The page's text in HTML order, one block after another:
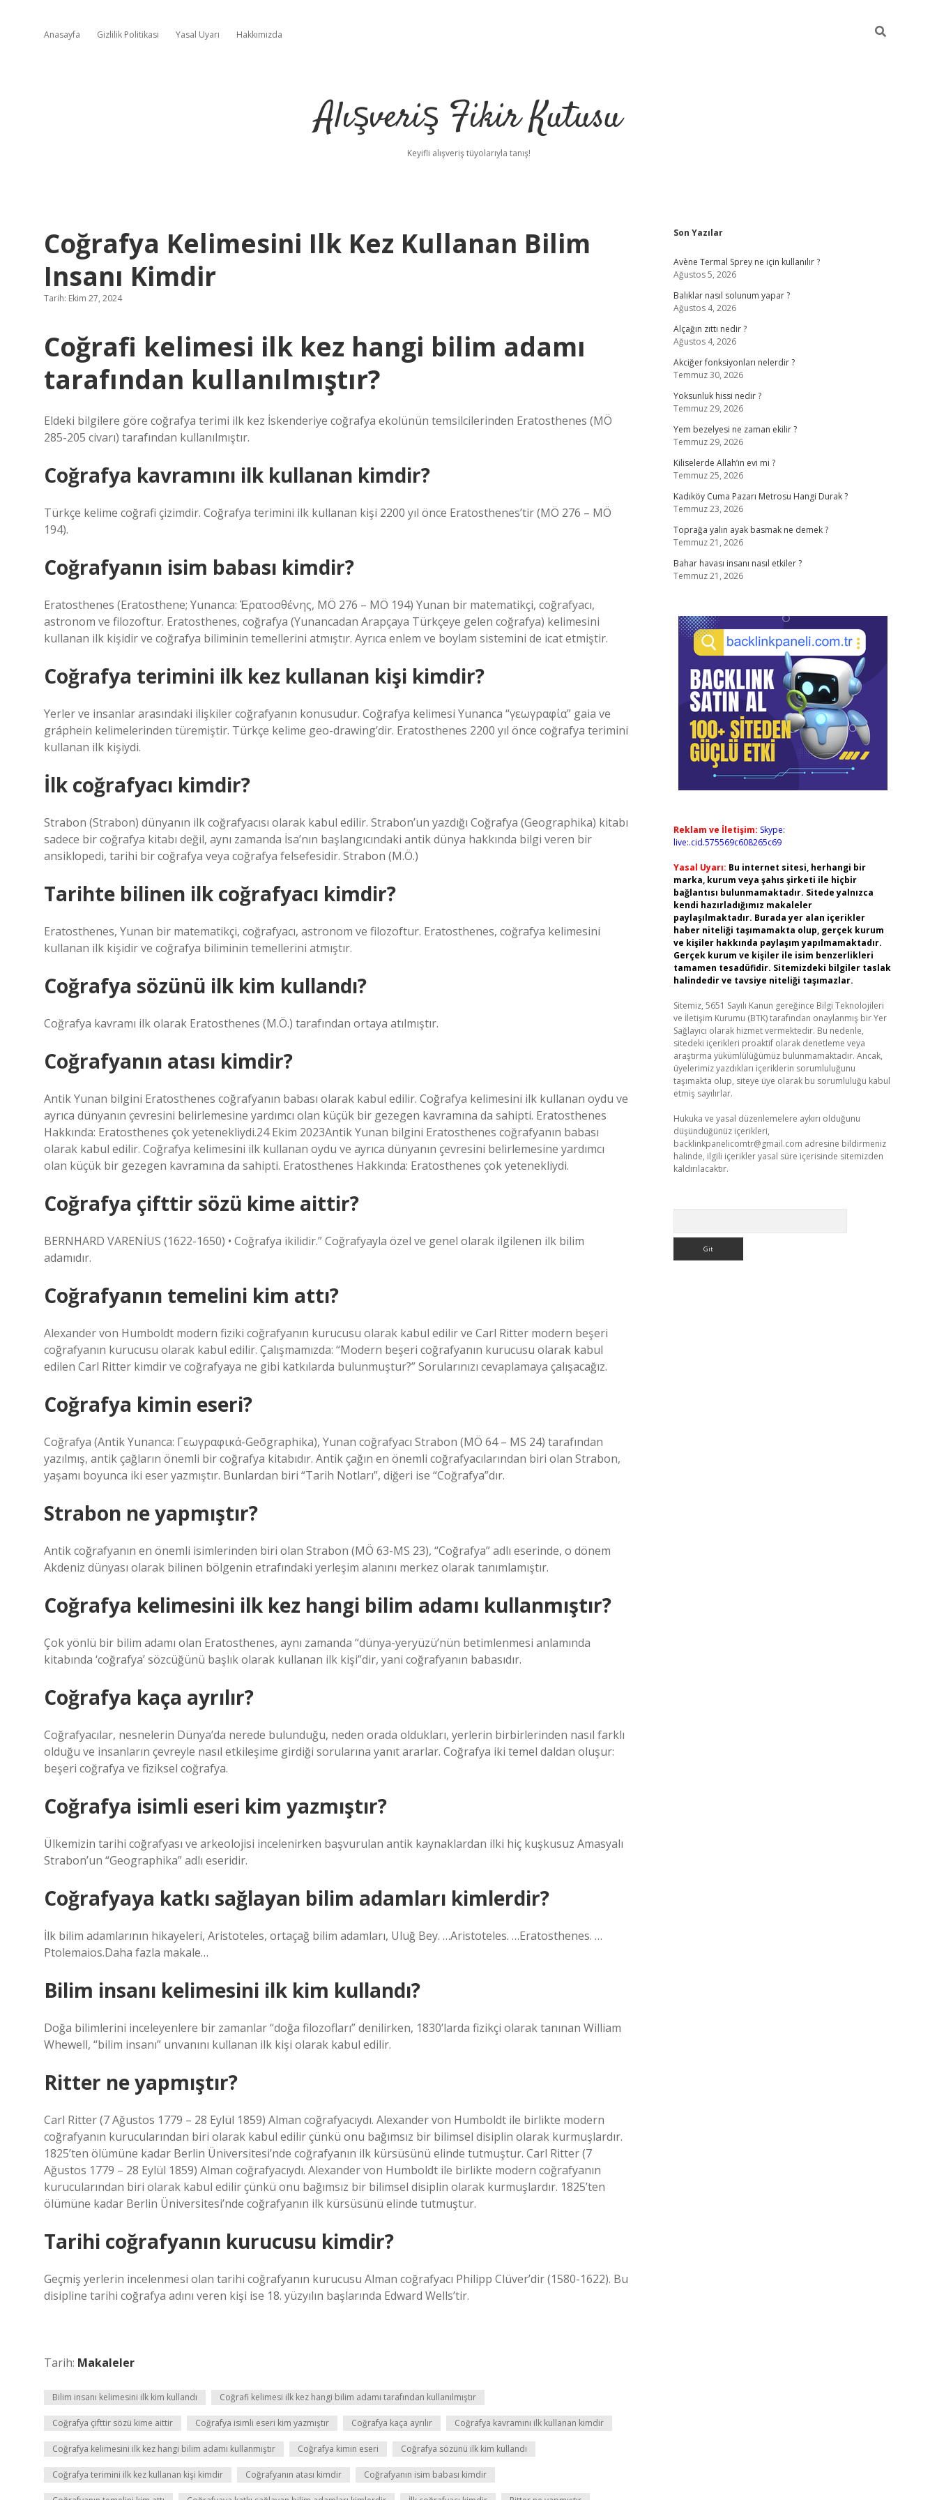
Anasayfa Gizlilik Politikası Yasal Uyarı Hakkımızda
Alışveriş Fikir Kutusu
Keyifli alışveriş tüyolarıyla tanış!
Coğrafya Kelimesini Ilk Kez Kullanan Bilim
Insanı Kimdir
Tarih: Ekim 27, 2024
Coğrafi kelimesi ilk kez hangi bilim adamı
tarafından kullanılmıştır?
Eldeki bilgilere göre coğrafya terimi ilk kez İskenderiye coğrafya ekolünün temsilcilerinden Eratosthenes (MÖ
285-205 civarı) tarafından kullanılmıştır.
Coğrafya kavramını ilk kullanan kimdir?
Türkçe kelime coğrafi çizimdir. Coğrafya terimini ilk kullanan kişi 2200 yıl önce Eratosthenes’tir (MÖ 276 – MÖ
194).
Coğrafyanın isim babası kimdir?
Eratosthenes (Eratosthene; Yunanca: Ἐρατοσθένης, MÖ 276 – MÖ 194) Yunan bir matematikçi, coğrafyacı,
astronom ve filozoftur. Eratosthenes, coğrafya (Yunancadan Arapçaya Türkçeye gelen coğrafya) kelimesini
kullanan ilk kişidir ve coğrafya biliminin temellerini atmıştır. Ayrıca enlem ve boylam sistemini de icat etmiştir.
Coğrafya terimini ilk kez kullanan kişi kimdir?
Yerler ve insanlar arasındaki ilişkiler coğrafyanın konusudur. Coğrafya kelimesi Yunanca “γεωγραφία” gaia ve
gráphein kelimelerinden türemiştir. Türkçe kelime geo-drawing’dir. Eratosthenes 2200 yıl önce coğrafya terimini
kullanan ilk kişiydi.
İlk coğrafyacı kimdir?
Strabon (Strabon) dünyanın ilk coğrafyacısı olarak kabul edilir. Strabon’un yazdığı Coğrafya (Geographika) kitabı
sadece bir coğrafya kitabı değil, aynı zamanda İsa’nın başlangıcındaki antik dünya hakkında bilgi veren bir
ansiklopedi, tarihi bir coğrafya veya coğrafya felsefesidir. Strabon (M.Ö.)
Tarihte bilinen ilk coğrafyacı kimdir?
Eratosthenes, Yunan bir matematikçi, coğrafyacı, astronom ve filozoftur. Eratosthenes, coğrafya kelimesini
kullanan ilk kişidir ve coğrafya biliminin temellerini atmıştır.
Coğrafya sözünü ilk kim kullandı?
Coğrafya kavramı ilk olarak Eratosthenes (M.Ö.) tarafından ortaya atılmıştır.
Coğrafyanın atası kimdir?
Antik Yunan bilgini Eratosthenes coğrafyanın babası olarak kabul edilir. Coğrafya kelimesini ilk kullanan oydu ve
ayrıca dünyanın çevresini belirlemesine yardımcı olan küçük bir gezegen kavramına da sahipti. Eratosthenes
Hakkında: Eratosthenes çok yetenekliydi.24 Ekim 2023Antik Yunan bilgini Eratosthenes coğrafyanın babası
olarak kabul edilir. Coğrafya kelimesini ilk kullanan oydu ve ayrıca dünyanın çevresini belirlemesine yardımcı
olan küçük bir gezegen kavramına da sahipti. Eratosthenes Hakkında: Eratosthenes çok yetenekliydi.
Coğrafya çifttir sözü kime aittir?
BERNHARD VARENİUS (1622-1650) • Coğrafya ikilidir.” Coğrafyayla özel ve genel olarak ilgilenen ilk bilim
adamıdır.
Coğrafyanın temelini kim attı?
Alexander von Humboldt modern fiziki coğrafyanın kurucusu olarak kabul edilir ve Carl Ritter modern beşeri
coğrafyanın kurucusu olarak kabul edilir. Çalışmamızda: “Modern beşeri coğrafyanın kurucusu olarak kabul
edilen Carl Ritter kimdir ve coğrafyaya ne gibi katkılarda bulunmuştur?” Sorularınızı cevaplamaya çalışacağız.
Coğrafya kimin eseri?
Coğrafya (Antik Yunanca: Γεωγραφικά-Geōgraphika), Yunan coğrafyacı Strabon (MÖ 64 – MS 24) tarafından
yazılmış, antik çağların önemli bir coğrafya kitabıdır. Antik çağın en önemli coğrafyacılarından biri olan Strabon,
yaşamı boyunca iki eser yazmıştır. Bunlardan biri “Tarih Notları”, diğeri ise “Coğrafya”dır.
Strabon ne yapmıştır?
Antik coğrafyanın en önemli isimlerinden biri olan Strabon (MÖ 63-MS 23), “Coğrafya” adlı eserinde, o dönem
Akdeniz dünyası olarak bilinen bölgenin etrafındaki yerleşim alanını merkez olarak tanımlamıştır.
Coğrafya kelimesini ilk kez hangi bilim adamı kullanmıştır?
Çok yönlü bir bilim adamı olan Eratosthenes, aynı zamanda “dünya-yeryüzü’nün betimlenmesi anlamında
kitabında ‘coğrafya’ sözcüğünü başlık olarak kullanan ilk kişi”dir, yani coğrafyanın babasıdır.
Coğrafya kaça ayrılır?
Coğrafyacılar, nesnelerin Dünya’da nerede bulunduğu, neden orada oldukları, yerlerin birbirlerinden nasıl farklı
olduğu ve insanların çevreyle nasıl etkileşime girdiği sorularına yanıt ararlar. Coğrafya iki temel daldan oluşur:
beşeri coğrafya ve fiziksel coğrafya.
Coğrafya isimli eseri kim yazmıştır?
Ülkemizin tarihi coğrafyası ve arkeolojisi incelenirken başvurulan antik kaynaklardan ilki hiç kuşkusuz Amasyalı
Strabon’un “Geographika” adlı eseridir.
Coğrafyaya katkı sağlayan bilim adamları kimlerdir?
İlk bilim adamlarının hikayeleri, Aristoteles, ortaçağ bilim adamları, Uluğ Bey. …Aristoteles. …Eratosthenes. …
Ptolemaios.Daha fazla makale…
Bilim insanı kelimesini ilk kim kullandı?
Doğa bilimlerini inceleyenlere bir zamanlar “doğa filozofları” denilirken, 1830’larda fizikçi olarak tanınan William
Whewell, “bilim insanı” unvanını kullanan ilk kişi olarak kabul edilir.
Ritter ne yapmıştır?
Carl Ritter (7 Ağustos 1779 – 28 Eylül 1859) Alman coğrafyacıydı. Alexander von Humboldt ile birlikte modern
coğrafyanın kurucularından biri olarak kabul edilir çünkü onu bağımsız bir bilimsel disiplin olarak kurmuşlardır.
1825’ten ölümüne kadar Berlin Üniversitesi’nde coğrafyanın ilk kürsüsünü elinde tutmuştur. Carl Ritter (7
Ağustos 1779 – 28 Eylül 1859) Alman coğrafyacıydı. Alexander von Humboldt ile birlikte modern coğrafyanın
kurucularından biri olarak kabul edilir çünkü onu bağımsız bir bilimsel disiplin olarak kurmuşlardır. 1825’ten
ölümüne kadar Berlin Üniversitesi’nde coğrafyanın ilk kürsüsünü elinde tutmuştur.
Tarihi coğrafyanın kurucusu kimdir?
Geçmiş yerlerin incelenmesi olan tarihi coğrafyanın kurucusu Alman coğrafyacı Philipp Clüver’dir (1580-1622). Bu
disipline tarihi coğrafya adını veren kişi ise 18. yüzyılın başlarında Edward Wells’tir.
Tarih: Makaleler
Bilim insanı kelimesini ilk kim kullandı Coğrafi kelimesi ilk kez hangi bilim adamı tarafından kullanılmıştır
Coğrafya çifttir sözü kime aittir Coğrafya isimli eseri kim yazmıştır Coğrafya kaça ayrılır Coğrafya kavramını ilk kullanan kimdir
Coğrafya kelimesini ilk kez hangi bilim adamı kullanmıştır Coğrafya kimin eseri Coğrafya sözünü ilk kim kullandı
Coğrafya terimini ilk kez kullanan kişi kimdir Coğrafyanın atası kimdir Coğrafyanın isim babası kimdir
Sidebar
Son Yazılar
Avène Termal Sprey ne için kullanılır ?
Ağustos 5, 2026
Balıklar nasıl solunum yapar ?
Ağustos 4, 2026
Alçağın zıttı nedir ?
Ağustos 4, 2026
Akciğer fonksiyonları nelerdir ?
Temmuz 30, 2026
Yoksunluk hissi nedir ?
Temmuz 29, 2026
Yem bezelyesi ne zaman ekilir ?
Temmuz 29, 2026
Kiliselerde Allah’ın evi mi ?
Temmuz 25, 2026
Kadıköy Cuma Pazarı Metrosu Hangi Durak ?
Temmuz 23, 2026
Toprağa yalın ayak basmak ne demek ?
Temmuz 21, 2026
Bahar havası insanı nasıl etkiler ?
Temmuz 21, 2026
Reklam ve İletişim: Skype:
live:.cid.575569c608265c69
Yasal Uyarı: Bu internet sitesi, herhangi bir
marka, kurum veya şahıs şirketi ile hiçbir
bağlantısı bulunmamaktadır. Sitede yalnızca
kendi hazırladığımız makaleler
paylaşılmaktadır. Burada yer alan içerikler
haber niteliği taşımamakta olup, gerçek kurum
ve kişiler hakkında paylaşım yapılmamaktadır.
Gerçek kurum ve kişiler ile isim benzerlikleri
tamamen tesadüfidir. Sitemizdeki bilgiler taslak
halindedir ve tavsiye niteliği taşımazlar.
Sitemiz, 5651 Sayılı Kanun gereğince Bilgi Teknolojileri
ve İletişim Kurumu (BTK) tarafından onaylanmış bir Yer
Sağlayıcı olarak hizmet vermektedir. Bu nedenle,
sitedeki içerikleri proaktif olarak denetleme veya
araştırma yükümlülüğümüz bulunmamaktadır. Ancak,
üyelerimiz yazdıkları içeriklerin sorumluluğunu
taşımakta olup, siteye üye olarak bu sorumluluğu kabul
etmiş sayılırlar.
Hukuka ve yasal düzenlemelere aykırı olduğunu
düşündüğünüz içerikleri,
backlinkpanelicomtr@gmail.com adresine bildirmeniz
halinde, ilgili içerikler yasal süre içerisinde sitemizden
kaldırılacaktır.